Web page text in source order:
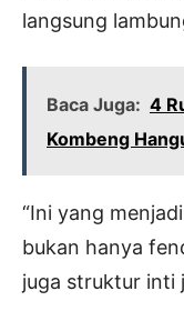
langsung
Baca Juga: 4
Kombeng
“Ini yang
bukan hanya
juga struktur inti